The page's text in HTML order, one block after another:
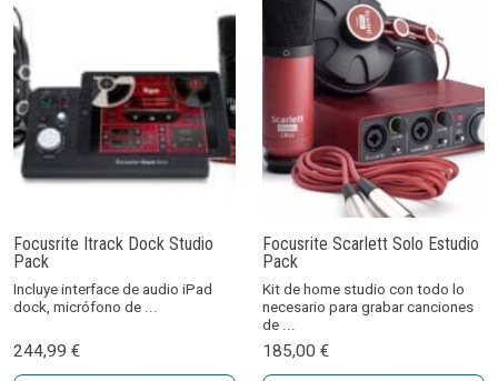
Focusrite Itrack Dock Studio
Pack
Incluye interface de audio iPad
dock, micrófono de ...
244,99 €
Focusrite Scarlett Solo Estudio
Pack
Kit de home studio con todo lo
necesario para grabar canciones
de ...
185,00 €